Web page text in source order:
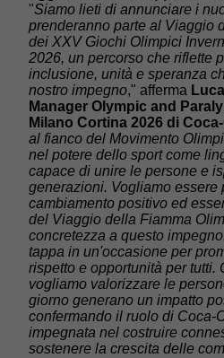
"Siamo lieti di annunciare i
prenderanno parte al Viaggio
dei XXV Giochi Olimpici
2026, un percorso che riflette
inclusione, unità e speranza
nostro impegno," afferma
Manager Olympic and
Milano Cortina 2026 di
al fianco del Movimento
nel potere dello sport come
capace di unire le persone e
generazioni. Vogliamo essere
cambiamento positivo ed
del Viaggio della Fiamma
concretezza a questo
tappa in un'occasione per
rispetto e opportunità per tutti.
vogliamo valorizzare le
giorno generano un impatto
confermando il ruolo di Coca-
impegnata nel costruire
sostenere la crescita delle